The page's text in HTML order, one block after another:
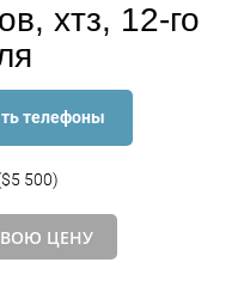
хтз, 12-го
телефоны
500)
ЦЕНУ